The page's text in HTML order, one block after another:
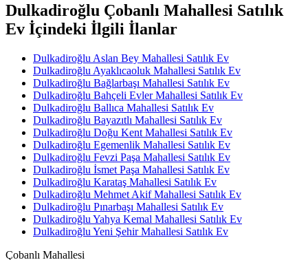
Dulkadiroğlu Çobanlı Mahallesi Satılık
Ev İçindeki İlgili İlanlar
Dulkadiroğlu Aslan Bey Mahallesi Satılık Ev
Dulkadiroğlu Ayaklıcaoluk Mahallesi Satılık Ev
Dulkadiroğlu Bağlarbaşı Mahallesi Satılık Ev
Dulkadiroğlu Bahçeli Evler Mahallesi Satılık Ev
Dulkadiroğlu Ballıca Mahallesi Satılık Ev
Dulkadiroğlu Bayazıtlı Mahallesi Satılık Ev
Dulkadiroğlu Doğu Kent Mahallesi Satılık Ev
Dulkadiroğlu Egemenlik Mahallesi Satılık Ev
Dulkadiroğlu Fevzi Paşa Mahallesi Satılık Ev
Dulkadiroğlu İsmet Paşa Mahallesi Satılık Ev
Dulkadiroğlu Karataş Mahallesi Satılık Ev
Dulkadiroğlu Mehmet Akif Mahallesi Satılık Ev
Dulkadiroğlu Pınarbaşı Mahallesi Satılık Ev
Dulkadiroğlu Yahya Kemal Mahallesi Satılık Ev
Dulkadiroğlu Yeni Şehir Mahallesi Satılık Ev
Çobanlı Mahallesi